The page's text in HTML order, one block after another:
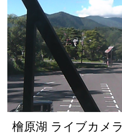
檜原湖 ライブカメラ